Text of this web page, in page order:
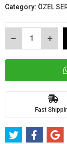
Category: ÖZEL
Fast